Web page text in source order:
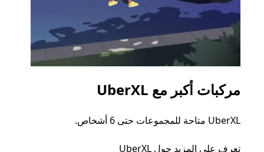
مركبات أكبر مع UberXL
UberXL متاحة للمجموعات حتى 6 أشخاص.
تعرف على المزيد حول UberXL